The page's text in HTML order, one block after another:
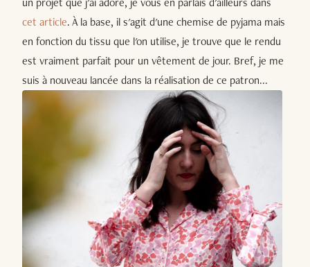
cet article. À la base, il s'agit d'une chemise de pyjama mais
en fonction du tissu que l'on utilise, je trouve que le rendu
est vraiment parfait pour un vêtement de jour. Bref, je me
suis à nouveau lancée dans la réalisation de ce patron...